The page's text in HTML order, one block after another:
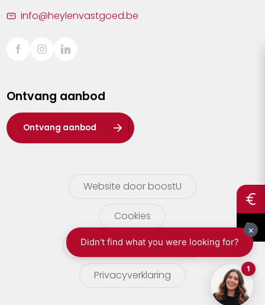
Sint-Truiden
Waasland
Wuustwezel
Zoersel
info@heylenvastgoed.be
Ontvang aanbod
Ontvang aanbod
Website door boostU
Cookies
gebruikersvoorwaarden
Privacyverklaring